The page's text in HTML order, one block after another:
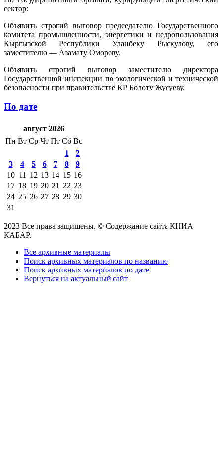
сектор:
Объявить строгий выговор председателю Государственного
комитета промышленности, энергетики и недропользования
Кыргызской Республики Уланбеку Рыскулову, его
заместителю — Азамату Оморову.
Объявить строгий выговор заместителю директора
Государственной инспекции по экологической и технической
безопасности при правительстве КР Болоту Жусуеву.
По дате
август 2026
Пн Вт Ср Чт Пт Сб Вс
1
2
3
4 5 6 7 8
9
10 11 12 13 14 15 16
17 18 19 20 21 22 23
24 25 26 27 28 29 30
31
2023 Все права защищены. © Содержание сайта КНИА
КАБАР.
Все архивные материалы
Поиск архивных материалов по названию
Поиск архивных материалов по дате
Вернуться на актуальный сайт